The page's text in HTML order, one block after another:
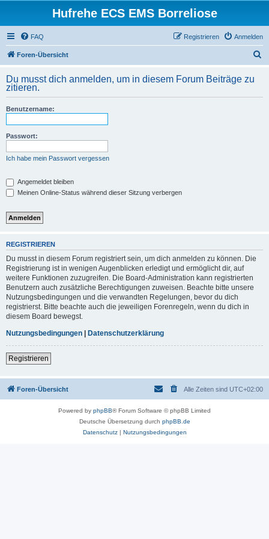
Hufrehe ECS EMS Borreliose
FAQ Anmelden
Registrieren
Foren-Übersicht
h
Du musst dich anmelden, um in diesem Forum Beiträge zu
zitieren.
Benutzername:
Passwort:
Ich habe mein Passwort vergessen
Angemeldet bleiben
Meinen Online-Status während dieser Sitzung verbergen
REGISTRIEREN
Du musst in diesem Forum registriert sein, um dich anmelden zu können. Die
Registrierung ist in wenigen Augenblicken erledigt und ermöglicht dir, auf
weitere Funktionen zuzugreifen. Die Board-Administration kann registrierten
Benutzern auch zusätzliche Berechtigungen zuweisen. Beachte bitte unsere
Nutzungsbedingungen und die verwandten Regelungen, bevor du dich
registrierst. Bitte beachte auch die jeweiligen Forenregeln, wenn du dich in
diesem Board bewegst.
Nutzungsbedingungen | Datenschutzerklärung
Registrieren
Foren-Übersicht Alle Zeiten sind UTC+02:00
Powered by phpBB® Forum Software © phpBB Limited
Deutsche Übersetzung durch phpBB.de
Datenschutz| Nutzungsbedingungen